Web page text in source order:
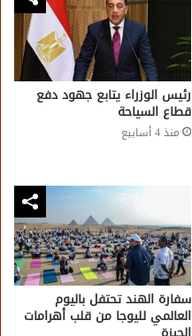
رئيس الوزراء يتابع جهود دفع
قطاع السياحة
منذ 4 أسابيع
سفارة الهند تحتفل باليوم
العالمي لليوجا من قلب أهرامات